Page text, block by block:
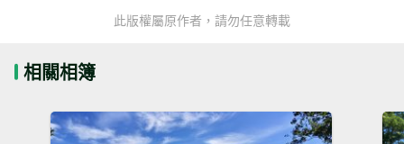
此版權屬原作者，請勿任意轉載
相關相簿